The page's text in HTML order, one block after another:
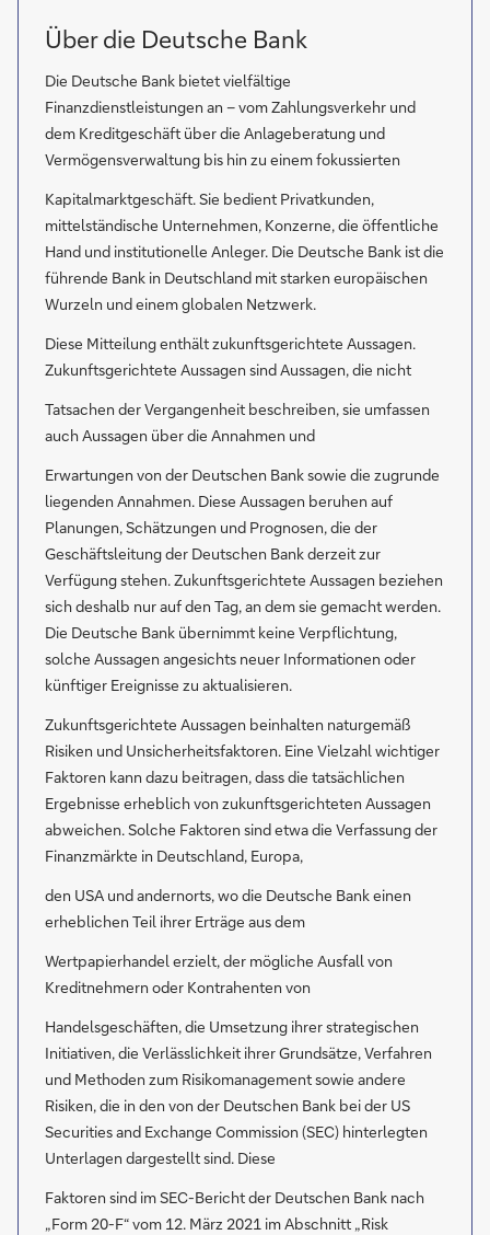
Über die Deutsche Bank
Die Deutsche Bank bietet vielfältige
Finanzdienstleistungen an – vom Zahlungsverkehr und
dem Kreditgeschäft über die Anlageberatung und
Vermögensverwaltung bis hin zu einem fokussierten
Kapitalmarktgeschäft. Sie bedient Privatkunden,
mittelständische Unternehmen, Konzerne, die öffentliche
Hand und institutionelle Anleger. Die Deutsche Bank ist die
führende Bank in Deutschland mit starken europäischen
Wurzeln und einem globalen Netzwerk.
Diese Mitteilung enthält zukunftsgerichtete Aussagen.
Zukunftsgerichtete Aussagen sind Aussagen, die nicht
Tatsachen der Vergangenheit beschreiben, sie umfassen
auch Aussagen über die Annahmen und
Erwartungen von der Deutschen Bank sowie die zugrunde
liegenden Annahmen. Diese Aussagen beruhen auf
Planungen, Schätzungen und Prognosen, die der
Geschäftsleitung der Deutschen Bank derzeit zur
Verfügung stehen. Zukunftsgerichtete Aussagen beziehen
sich deshalb nur auf den Tag, an dem sie gemacht werden.
Die Deutsche Bank übernimmt keine Verpflichtung,
solche Aussagen angesichts neuer Informationen oder
künftiger Ereignisse zu aktualisieren.
Zukunftsgerichtete Aussagen beinhalten naturgemäß
Risiken und Unsicherheitsfaktoren. Eine Vielzahl wichtiger
Faktoren kann dazu beitragen, dass die tatsächlichen
Ergebnisse erheblich von zukunftsgerichteten Aussagen
abweichen. Solche Faktoren sind etwa die Verfassung der
Finanzmärkte in Deutschland, Europa,
den USA und andernorts, wo die Deutsche Bank einen
erheblichen Teil ihrer Erträge aus dem
Wertpapierhandel erzielt, der mögliche Ausfall von
Kreditnehmern oder Kontrahenten von
Handelsgeschäften, die Umsetzung ihrer strategischen
Initiativen, die Verlässlichkeit ihrer Grundsätze, Verfahren
und Methoden zum Risikomanagement sowie andere
Risiken, die in den von der Deutschen Bank bei der US
Securities and Exchange Commission (SEC) hinterlegten
Unterlagen dargestellt sind. Diese
Faktoren sind im SEC-Bericht der Deutschen Bank nach
„Form 20-F“ vom 12. März 2021 im Abschnitt „Risk